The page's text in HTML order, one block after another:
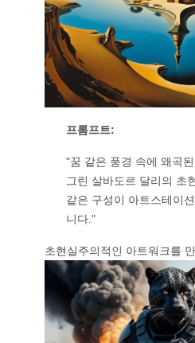
프롬프트:
"꿈 같은 풍경 속에 왜곡
그린 살바도르 달리의 초
같은 구성이 아트스테이
니다."
초현실주의적인 아트워크를